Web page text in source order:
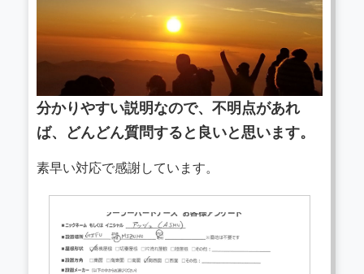
分かりやすい説明なので、不明点があれ
ば、どんどん質問すると良いと思います。
素早い対応で感謝しています。